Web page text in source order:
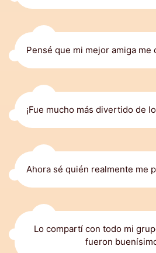
Pensé que mi mejor amiga
¡Fue mucho más divertido de
Ahora sé quién realmente me
Lo compartí con todo mi
fueron